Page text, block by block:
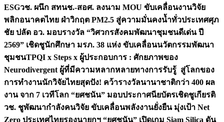
ESGวช. ผนึก สทนช.-สอศ. ลงนาม MOU ขับเคลื่อนงานวิจัย
พลิกอนาคตไทย ฝ่าวิกฤต PM2.5 สู่ความมั่นคงน้ำทั่วประเทศศุภ
ชัย ปลัด อว. มอบรางวัล “วิศวกรสังคมพัฒนาชุมชนดีเด่น ปี
2569” เชิดชูนักศึกษา มรภ. 38 แห่ง ขับเคลื่อนนวัตกรรมพัฒนา
ชุมชนTPQI x Steps x ผู้ประกอบการ : ศักยภาพของ
Neurodivergent ผู้ที่มีความหลากหลายทางการรับรู้ สู่โลกของ
การทำงานนักวิจัยไทยสุดปัง! คว้ารางวัลนานาชาติกว่า 400 ผล
งาน จาก 7 เวทีโลก “ยศชนัน” มอบประกาศนียบัตรเชิดชูเกียรติ
วช. ชูพัฒนากำลังคนวิจัย ขับเคลื่อนพลังงานยั่งยืน มุ่งเป้า Net
Zero ประเทศไทยรองนายกฯ “ยศชนัน” เปิดเกม Siam Silica ดัน